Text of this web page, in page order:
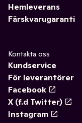
Hemleverans
Färskvarugaranti
Kontakta oss
Kundservice
För leverantörer
Facebook
X (f.d Twitter)
Instagram